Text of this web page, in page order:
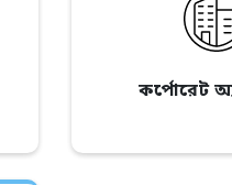
কর্পোরেট